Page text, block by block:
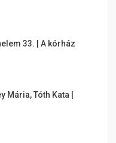
33. | A kórház
Mária, Tóth Kata |